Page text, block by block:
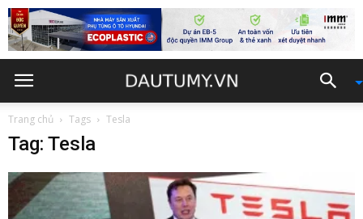
Trang chủ Tags Tesla
Tag: Tesla